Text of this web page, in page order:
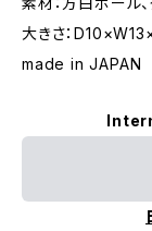
大きさ：
made in JAPAN